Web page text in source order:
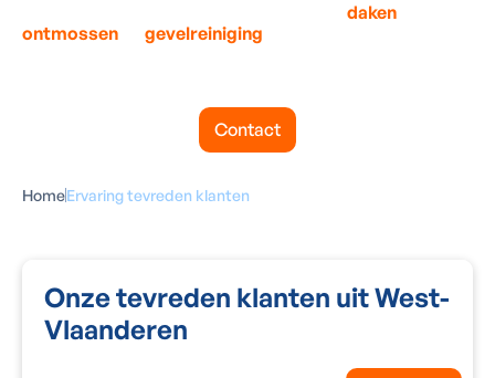
daken
ontmossen
gevelreiniging
Contact
HomeErvaring tevreden klanten
Onze tevreden klanten uit West-
Vlaanderen